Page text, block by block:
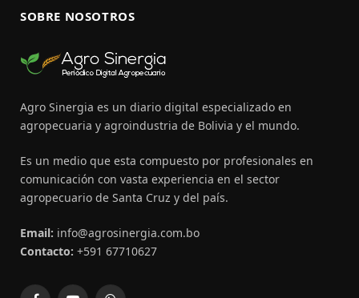
SOBRE NOSOTROS
Agro Sinergia es un diario digital especializado en
agropecuaria y agroindustria de Bolivia y el mundo.
Es un medio que esta compuesto por profesionales en
comunicación con vasta experiencia en el sector
agropecuario de Santa Cruz y del país.
Email: info@agrosinergia.com.bo
Contacto: +591 67710627